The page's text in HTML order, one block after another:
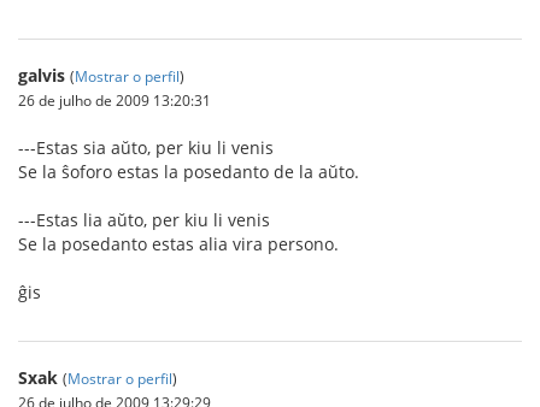
galvis (Mostrar o perfil)
26 de julho de 2009 13:20:31
---Estas sia aŭto, per kiu li venis
Se la ŝoforo estas la posedanto de la aŭto.
---Estas lia aŭto, per kiu li venis
Se la posedanto estas alia vira persono.
ĝis
Sxak (Mostrar o perfil)
26 de julho de 2009 13:29:29